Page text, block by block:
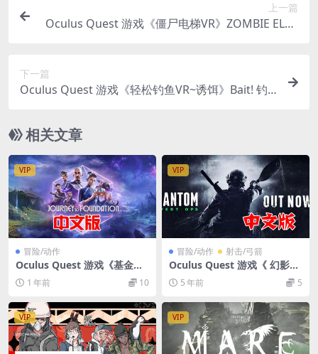
上一篇
Oculus Quest 游戏《僵尸电梯VR》ZOMBIE ELEV
下一篇
Oculus Quest 游戏《轻松钓鱼VR~诱饵》Bait! 钓
相关文章
VIP
冒险/动作
Oculus Quest 游戏《基金会
之旅》Journey to Foundati
on 1 年前 10
VIP
冒险/动作 射击/弓箭
Oculus Quest 游戏《 幻影行
动VR》汉化中文版 Phantom:
Covert Ops VR游戏破解版下
载
5 年前 5
VIP VIP